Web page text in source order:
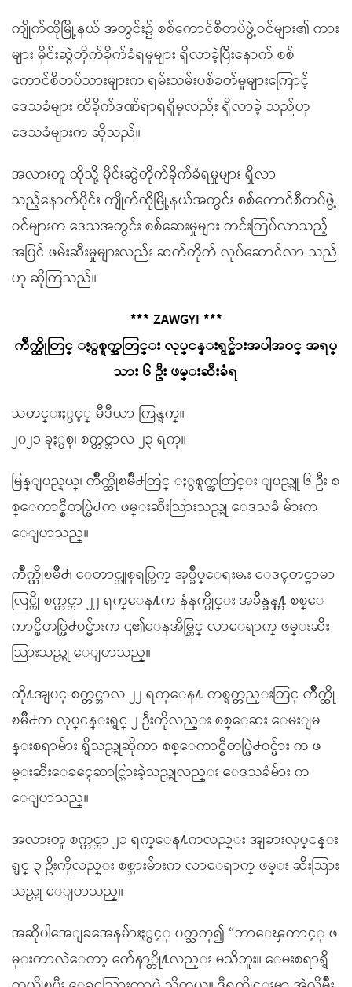
ကျိုက်ထိုမြို့နယ် အတွင်း၌ စစ်ကောင်စီတပ်ဖွဲ့ဝင်များ၏ ကား
များ မိုင်းဆွဲတိုက်ခိုက်ခံရမှုများ ရှိလာခဲ့ပြီးနောက် စစ်
ကောင်စီတပ်သားများက ရမ်းသမ်းပစ်ခတ်မှုများကြောင့်
ဒေသခံများ ထိခိုက်ဒဏ်ရာရရှိမှုလည်း ရှိလာခဲ့ သည်ဟု
ဒေသခံများက ဆိုသည်။
အလားတူ ထိုသို့ မိုင်းဆွဲတိုက်ခိုက်ခံရမှုများ ရှိလာ
သည့်နောက်ပိုင်း ကျိုက်ထိုမြို့နယ်အတွင်း စစ်ကောင်စီတပ်ဖွဲ့
ဝင်များက ဒေသအတွင်း စစ်ဆေးမှုများ တင်းကြပ်လာသည့်
အပြင် ဖမ်းဆီးမှုများလည်း ဆက်တိုက် လုပ်ဆောင်လာ သည်
ဟု ဆိုကြသည်။
*** ZAWGYI ***
က်ိဳက္ထိုတြင္ ႏွစ္ရက္အတြင္း လုပ္ငန္းရွင္မ်ားအပါအဝင္ အရပ္
သား ၆ ဦး ဖမ္းဆီးခံရ
သတင္းႏွင့္ မီဒီယာ ကြန္ရက္။
၂၀၂၁ ခုႏွစ္၊ စက္တင္ဘာလ ၂၃ ရက္။
မြန္ျပည္နယ္၊ က်ိဳက္ထိုၿမိဳ႕တြင္ ႏွစ္ရက္အတြင္း ျပည္သူ ၆ ဦး စ
စ္ေကာင္စီတပ္ဖြဲ႕က ဖမ္းဆီးသြားသည္ဟု ေဒသခံ မ်ားက
ေျပာသည္။
က်ိဳက္ထိုၿမိဳ႕၊ ေတာင္သူစုရပ္ကြက္ အုပ္ခ်ဳပ္ေရးမႉး ေဒၚတင္မာမာ
လြင္ကို စက္တင္ဘာ ၂၂ ရက္ေန႔က နံနက္ပိုင္း အခ်ိန္ခန႔္က စစ္ေ
ကာင္စီတပ္ဖြဲ႕ဝင္မ်ားက ၎၏ေနအိမ္တြင္ လာေရာက္ ဖမ္းဆီး
သြားသည္ဟု ေျပာသည္။
ထို႔အျပင္ စက္တင္ဘာလ ၂၂ ရက္ေန႔ တစ္ရက္တည္းတြင္ က်ိဳက္ထို
ၿမိဳ႕က လုပ္ငန္းရွင္ ၂ ဦးကိုလည္း စစ္ေဆး ေမးျမ
န္းစရာမ်ား ရွိသည္ဟုဆိုကာ စစ္ေကာင္စီတပ္ဖြဲ႕ဝင္မ်ား က ဖ
မ္းဆီးေခၚေဆာင္သြားခဲ့သည္ဟုလည္း ေဒသခံမ်ား က
ေျပာသည္။
အလားတူ စက္တင္ဘာ ၂၁ ရက္ေန႔ကလည္း အျခားလုပ္ငန္း
ရွင္ ၃ ဦးကိုလည္း စစ္သားမ်ားက လာေရာက္ ဖမ္း ဆီးသြား
သည္ဟု ေျပာသည္။
အဆိုပါအေျခအေနမ်ားႏွင့္ ပတ္သက္၍ “ဘာေၾကာင့္ ဖ
မ္းတာလဲေတာ့ က်ေနာ္တို႔လည္း မသိဘူး။ ေမးစရာရွိ